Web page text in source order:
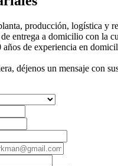
producción, logística y
entrega a domicilio con la
de experiencia en
déjenos un mensaje con